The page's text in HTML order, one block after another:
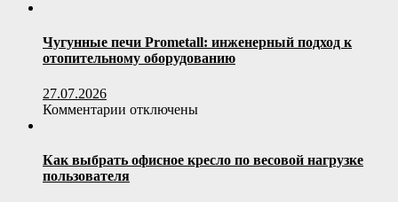
Чугунные печи Prometall: инженерный подход к
отопительному оборудованию
27.07.2026
Комментарии к
печи
Prometall:
отключены
Как выбрать офисное кресло по весовой нагрузке
пользователя